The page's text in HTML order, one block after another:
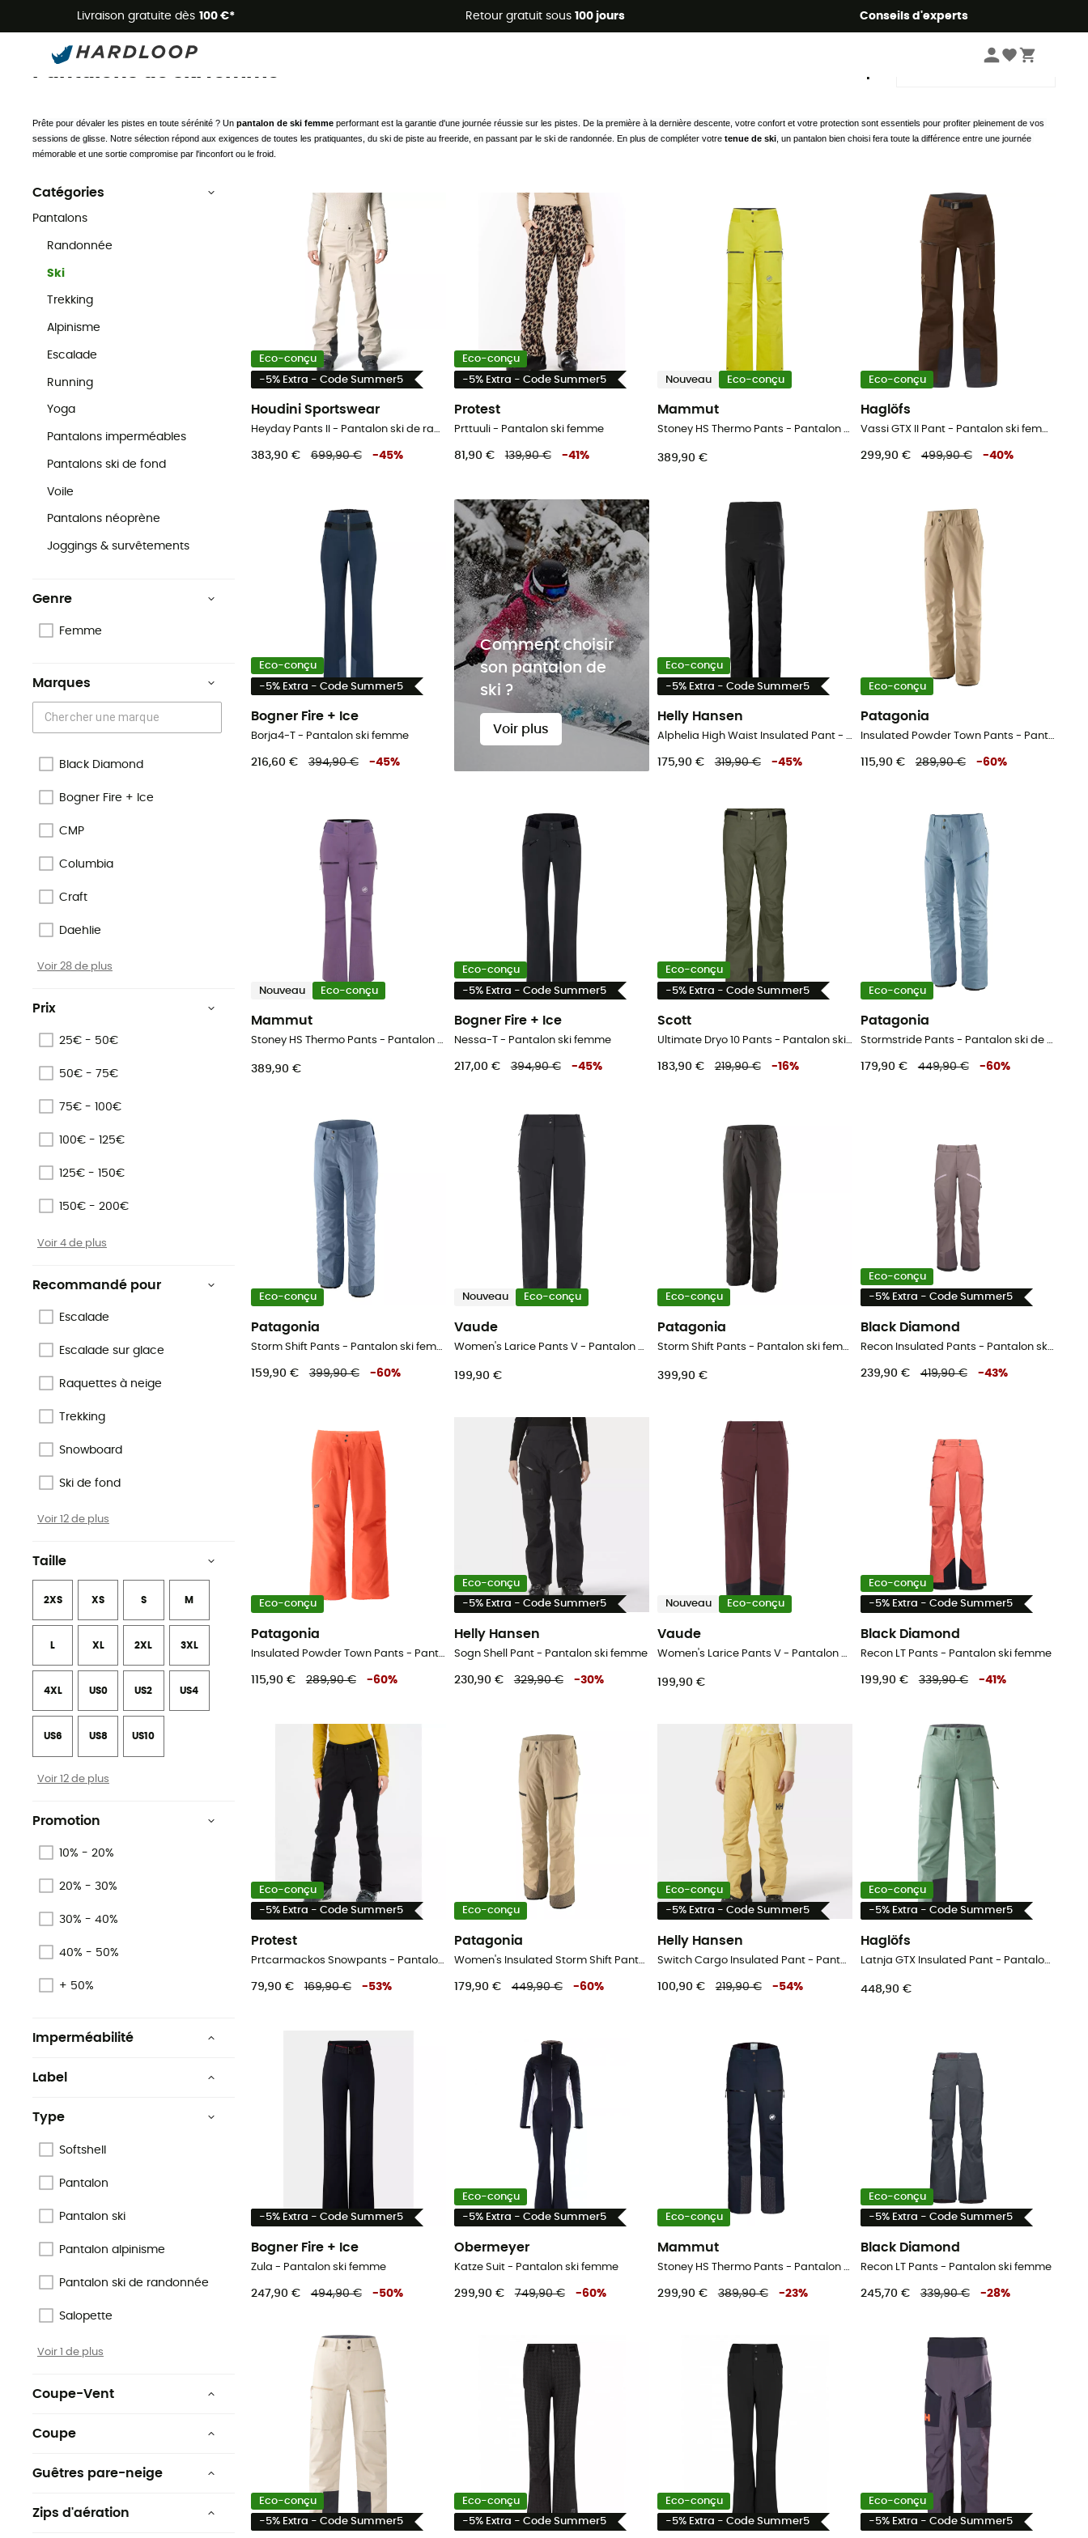
Livraison gratuite dès 100 €* Retour gratuit sous 100 jours Conseils d'experts
Promos d'été 🔥 -5 % EXTRA dès 2 produits* code Summer5
Vêtements Pantalon femme
Pantalons de ski femme
Prête pour dévaler les pistes en toute sérénité ? Un pantalon de ski femme performant est la garantie d'une journée réussie sur les pistes. De la première à la dernière descente, votre confort et votre protection sont essentiels pour profiter pleinement de vos
sessions de glisse. Notre sélection répond aux exigences de toutes les pratiquantes, du ski de piste au freeride, en passant par le ski de randonnée. En plus de compléter votre tenue de ski , un pantalon bien choisi fera toute la différence entre une journée
mémorable et une sortie compromise par l'inconfort ou le froid.
Catégories
Pantalons
Randonnée
Ski
Trekking
Alpinisme
Escalade
Running
Yoga
Pantalons imperméables
Pantalons ski de fond
Voile
Pantalons néoprène
Joggings & survêtements
Genre
Femme
Marques
Black Diamond
Bogner Fire + Ice
CMP
Columbia
Craft
Daehlie
Voir 28 de plus
Prix
25€ - 50€
50€ - 75€
75€ - 100€
100€ - 125€
125€ - 150€
150€ - 200€
Voir 4 de plus
Recommandé pour
Escalade
Escalade sur glace
Raquettes à neige
Trekking
Snowboard
Ski de fond
Voir 12 de plus
Taille
2XS XS S M
L XL 2XL 3XL
4XL US0 US2 US4
US6 US8 US10
Voir 12 de plus
Promotion
10% - 20%
20% - 30%
30% - 40%
40% - 50%
+ 50%
Imperméabilité
Label
(OWP)
Garantie
Sans PFC
Voir 8 de plus
Type
Softshell
Pantalon
Pantalon ski
Pantalon alpinisme
Pantalon ski de randonnée
Salopette
Voir 1 de plus
Coupe-Vent
Coupe
Guêtres pare-neige
Zips d'aération
Eco-conçu
-5% Extra - Code Summer5
Houdini Sportswear
Heyday Pants II - Pantalon ski de randonnée femme
383,90 € 699,90 € -45%
Eco-conçu
-5% Extra - Code Summer5
Protest
Prttuuli - Pantalon ski femme
81,90 € 139,90 € -41 %
Nouveau Eco-conçu
Mammut
Stoney HS Thermo Pants - Pantalon ski femme
389,90 €
Eco-conçu
Haglöfs
Vassi GTX II Pant - Pantalon ski femme
299,90 € 499,90 € -40%
Eco-conçu
-5% Extra - Code Summer5
Bogner Fire + Ice
Borja4-T - Pantalon ski femme
216,60 € 394,90 € -45%
Comment choisir
son pantalon de
ski ?
Voir plus
Eco-conçu
-5% Extra - Code Summer5
Helly Hansen
Alphelia High Waist Insulated Pant - Pantalon ski femme
175,90 € 319,90 € -45%
Eco-conçu
Patagonia
Insulated Powder Town Pants - Pantalon ski femme
115,90 € 289,90 € -60%
Nouveau Eco-conçu
Mammut
Stoney HS Thermo Pants - Pantalon ski femme
389,90 €
Eco-conçu
-5% Extra - Code Summer5
Bogner Fire + Ice
Nessa-T - Pantalon ski femme
217,00 € 394,90 € -45%
Eco-conçu
-5% Extra - Code Summer5
Scott
Ultimate Dryo 10 Pants - Pantalon ski femme
183,90 € 219,90 € -16%
Eco-conçu
Patagonia
Stormstride Pants - Pantalon ski de randonnée femme
179,90 € 449,90 € -60%
Eco-conçu
Patagonia
Storm Shift Pants - Pantalon ski femme
159,90 € 399,90 € -60%
Nouveau Eco-conçu
Vaude
Women's Larice Pants V - Pantalon ski de randonnée femme
199,90 €
Eco-conçu
Patagonia
Storm Shift Pants - Pantalon ski femme
399,90 €
Eco-conçu
-5% Extra - Code Summer5
Black Diamond
Recon Insulated Pants - Pantalon ski femme
239,90 € 419,90 € -43%
Eco-conçu
Patagonia
Insulated Powder Town Pants - Pantalon ski femme
115,90 € 289,90 € -60%
Eco-conçu
-5% Extra - Code Summer5
Helly Hansen
Sogn Shell Pant - Pantalon ski femme
230,90 € 329,90 € -30%
Nouveau Eco-conçu
Vaude
Women's Larice Pants V - Pantalon ski de randonnée femme
199,90 €
Eco-conçu
-5% Extra - Code Summer5
Black Diamond
Recon LT Pants - Pantalon ski femme
199,90 € 339,90 € -41 %
Eco-conçu
-5% Extra - Code Summer5
Protest
Prtcarmackos Snowpants - Pantalon ski femme
79,90 € 169,90 € -53%
Eco-conçu
Patagonia
Women's Insulated Storm Shift Pants - Pantalon ski femme
179,90 € 449,90 € -60%
Eco-conçu
-5% Extra - Code Summer5
Helly Hansen
Switch Cargo Insulated Pant - Pantalon ski femme
100,90 € 219,90 € -54%
Eco-conçu
-5% Extra - Code Summer5
Haglöfs
Latnja GTX Insulated Pant - Pantalon ski femme
448,90 €
-5% Extra - Code Summer5
Bogner Fire + Ice
Zula - Pantalon ski femme
247,90 € 494,90 € -50%
Eco-conçu
-5% Extra - Code Summer5
Obermeyer
Katze Suit - Pantalon ski femme
299,90 € 749,90 € -60%
Eco-conçu
Mammut
Stoney HS Thermo Pants - Pantalon ski femme
299,90 € 389,90 € -23%
Eco-conçu
-5% Extra - Code Summer5
Black Diamond
Recon LT Pants - Pantalon ski femme
245,70 € 339,90 € -28%
Eco-conçu
-5% Extra - Code Summer5
Eco-conçu
-5% Extra - Code Summer5
Eco-conçu
-5% Extra - Code Summer5
Eco-conçu
-5% Extra - Code Summer5